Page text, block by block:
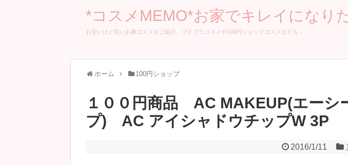
*コスメMEMO*お家でキレイになり
お安いけど良いお家コスメをご紹介。プチプラコスメや100円ショップコスメなども～
ホーム 100円ショップ
１００円商品 AC MAKEUP(エーシ
プ) AC アイシャドウチップW 3P
2016/1/11